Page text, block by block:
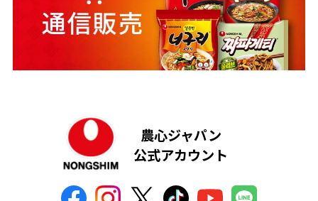
農心ジャパン
公式アカウント